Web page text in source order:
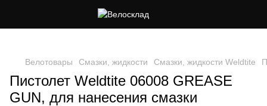
Велотовары Смазки, жидкости Смазки, жидкости Weldtite
Пистолет Weldtite 06008 GREASE
GUN, для нанесения смазки